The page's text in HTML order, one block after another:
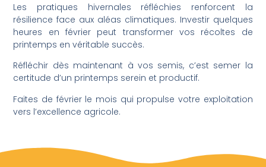
Les pratiques hivernales réfléchies renforcent la
résilience face aux aléas climatiques. Investir quelques
heures en février peut transformer vos récoltes de
printemps en véritable succès.
Réfléchir dès maintenant à vos semis, c’est semer la
certitude d’un printemps serein et productif.
Faites de février le mois qui propulse votre exploitation
vers l’excellence agricole.